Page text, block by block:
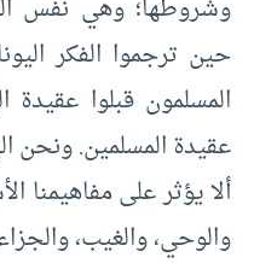
وشروطها؛ وهي نفس
حين ترجموا الفكر
المسلمون قبلوا عقيدة
عقيدة المسلمين. ونحن
ألا يؤثر على مفاهيمنا
والوحي، والغيب،